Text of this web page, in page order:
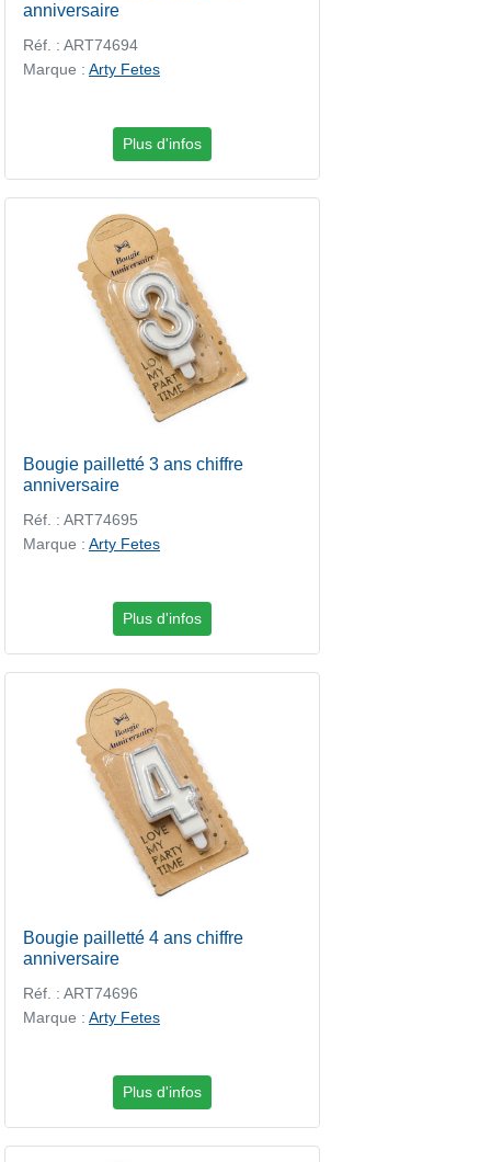
anniversaire
Réf. : ART74694
Marque : Arty Fetes
Plus d'infos
Bougie pailletté 3 ans chiffre
anniversaire
Réf. : ART74695
Marque : Arty Fetes
Plus d'infos
Bougie pailletté 4 ans chiffre
anniversaire
Réf. : ART74696
Marque : Arty Fetes
Plus d'infos